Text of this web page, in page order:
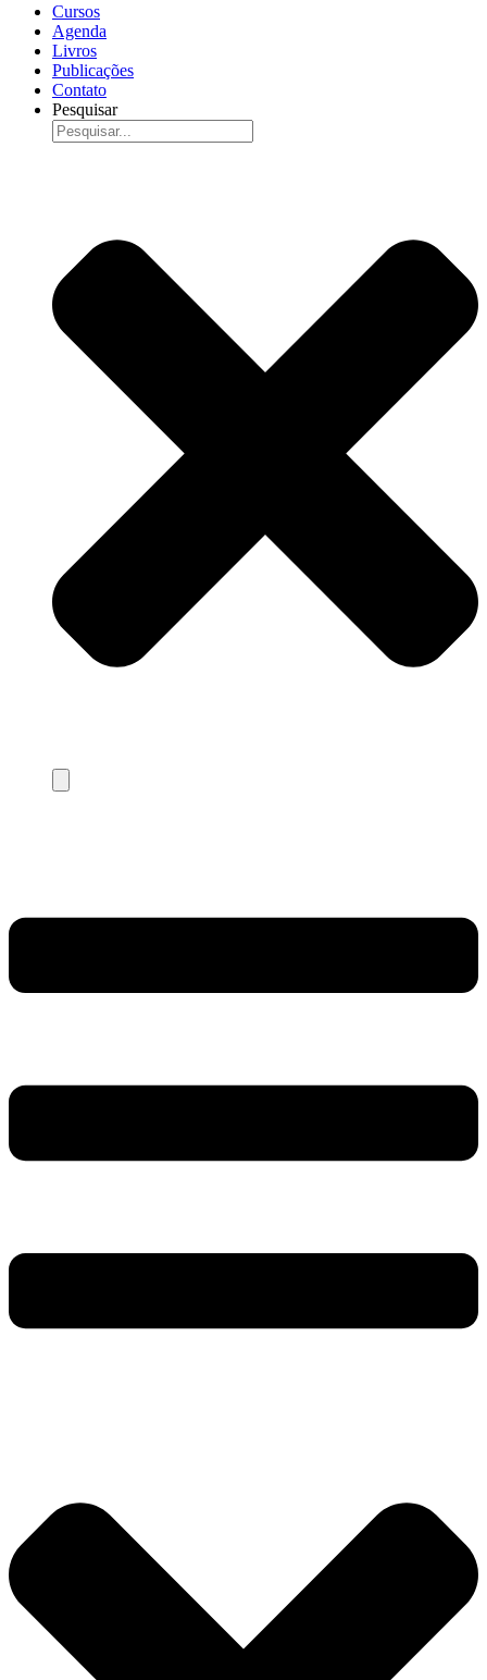
Cursos
Agenda
Livros
Publicações
Contato
Pesquisar